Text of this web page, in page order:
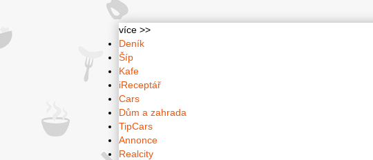
více >>
Deník
Šíp
Kafe
iReceptář
Cars
Dům a zahrada
TipCars
Annonce
Realcity